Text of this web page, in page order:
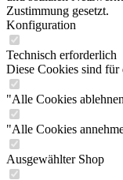
Zustimmung gesetzt.
Konfiguration
Technisch erforderlich
Diese Cookies sind
"Alle Cookies
"Alle Cookies
Ausgewählter Shop